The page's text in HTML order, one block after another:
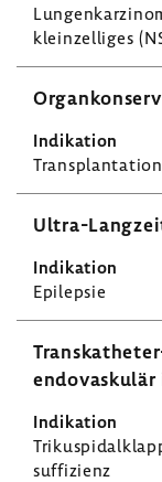
kleinzelliges
Ultra-​
Epilepsie
suf­fi­zienz